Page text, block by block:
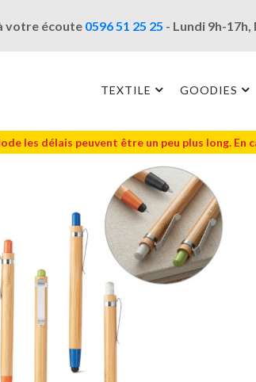
votre écoute 0596 51 25 25 - Lundi 9h-
TEXTILE GOODIES
les délais peuvent être un peu plus long. En